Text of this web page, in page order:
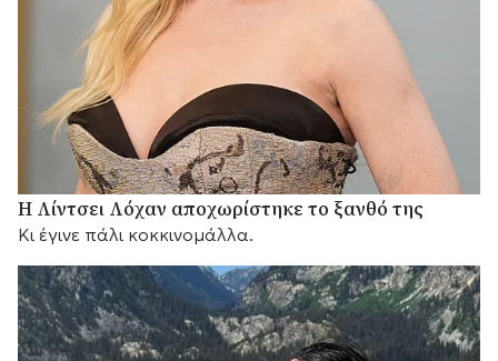
Η Λίντσει Λόχαν αποχωρίστηκε το ξανθό της
Κι έγινε πάλι κοκκινομάλλα.